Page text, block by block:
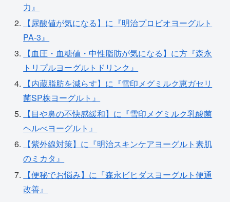
力』
【尿酸値が気になる】に『明治プロビオヨーグルト
PA-3』
【血圧・血糖値・中性脂肪が気になる】に方『森永
トリプルヨーグルトドリンク』
【内蔵脂肪を減らす】に『雪印メグミルク恵ガセリ
菌SP株ヨーグルト』
【目や鼻の不快感緩和】に『雪印メグミルク乳酸菌
ヘルべヨーグルト』
【紫外線対策】に『明治スキンケアヨーグルト素肌
のミカタ』
【便秘でお悩み】に『森永ビヒダスヨーグルト便通
改善』